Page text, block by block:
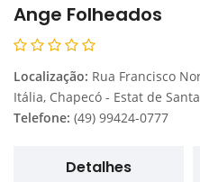
Ange Folheados
Localização: Rua Francisco
Itália, Chapecó - Estat de
Telefone: (49) 99424-0777
Detalhes